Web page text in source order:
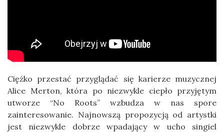
Ciężko przestać przyglądać się karierze muzycznej
Alice Merton, która po niezwykle ciepło przyjętym
utworze “No Roots” wzbudza w nas spore
zainteresowanie. Najnowszą propozycją od artystki
jest niezwykle dobrze wpadający w ucho singiel